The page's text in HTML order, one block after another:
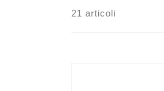
21 articoli